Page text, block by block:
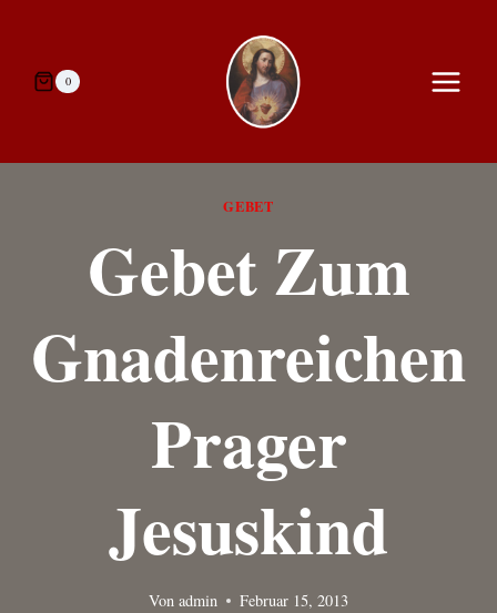
springen0
GEBET
Gebet Zum
Gnadenreichen
Prager
Jesuskind
Von admin Februar 15, 2013